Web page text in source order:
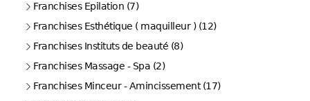
Franchises Epilation (7)
Franchises Esthétique ( maquilleur ) (12)
Franchises Instituts de beauté (8)
Franchises Massage - Spa (2)
Franchises Minceur - Amincissement (17)